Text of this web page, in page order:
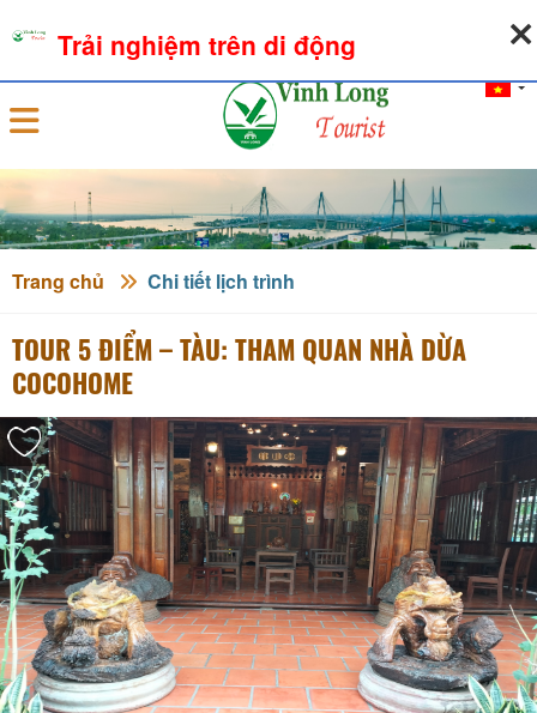
Đăng nhập
Trang chủ Chi tiết lịch trình
TOUR 5 ĐIỂM – TÀU: THAM QUAN NHÀ DỪA
COCOHOME
Trải nghiệm trên di động